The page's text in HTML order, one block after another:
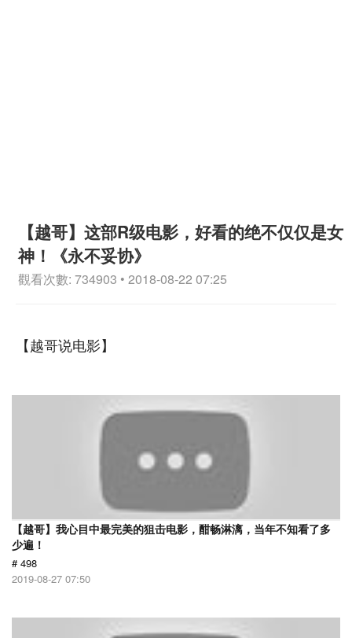
【越哥】这部R级电影，好看的绝不仅仅是女
神！《永不妥协》
觀看次數: 734903 • 2018-08-22 07:25
【越哥说电影】
【越哥】我心目中最完美的狙击电影，酣畅淋漓，当年不知看了多
少遍！
# 498
2019-08-27 07:50